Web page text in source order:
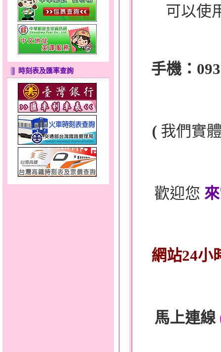
時刻表及匯率查詢
可以使
手機：
( 我們實
歡迎您
網站24小
馬上連線